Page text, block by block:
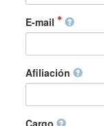
E-mail
Afiliación
Cargo